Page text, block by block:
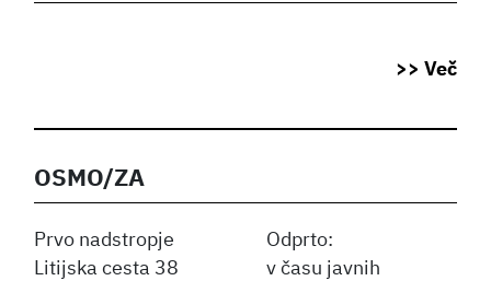
>> Več
OSMO/ZA
Prvo nadstropje
Litijska cesta 38
Odprto:
v času javnih